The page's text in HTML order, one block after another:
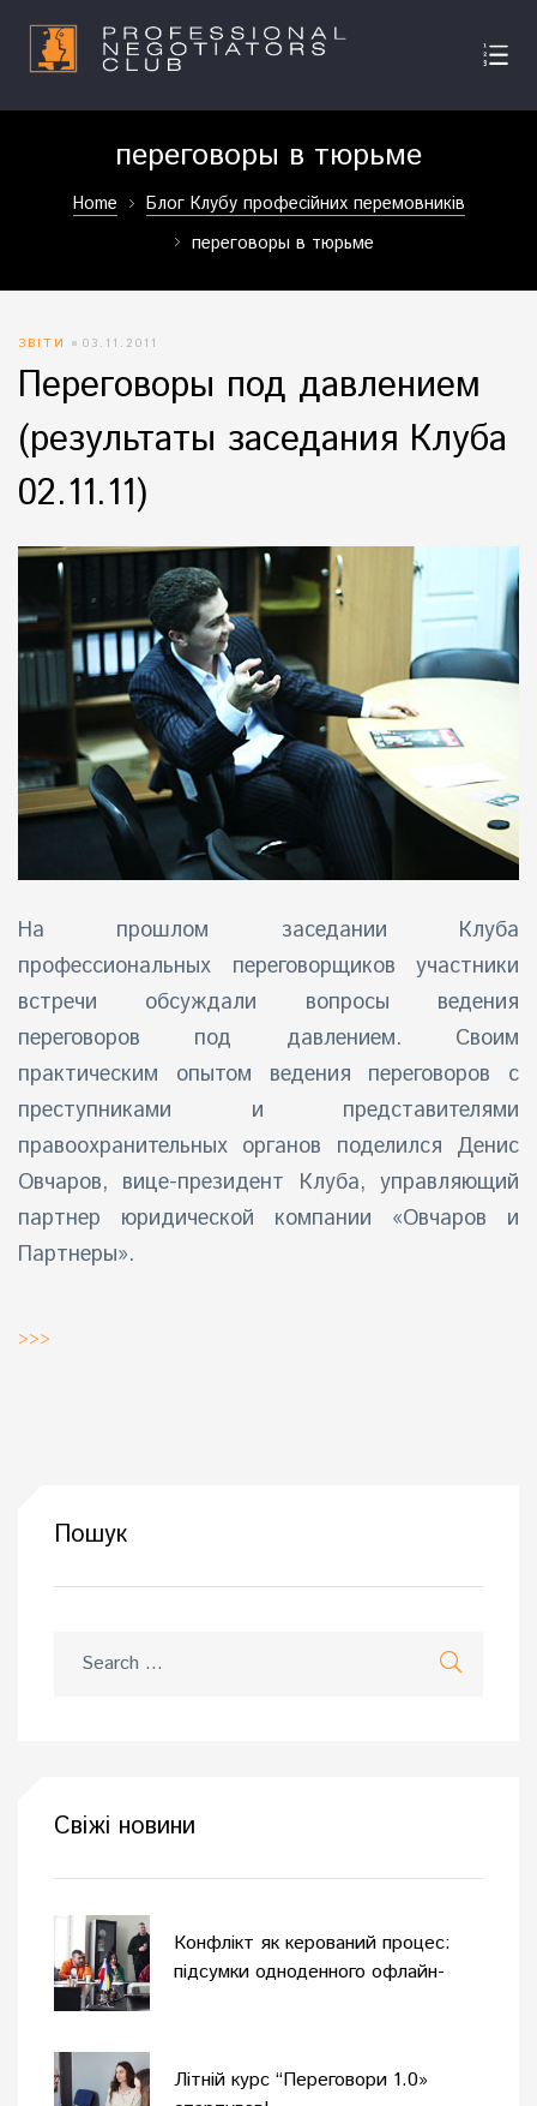
переговоры в тюрьме
Home
Блог Клубу професійних перемовників
переговоры в тюрьме
ЗВІТИ 03.11.2011
Переговоры под давлением
(результаты заседания Клуба
02.11.11)
На прошлом заседании Клуба
профессиональных переговорщиков участники
встречи обсуждали вопросы ведения
переговоров под давлением. Своим
практическим опытом ведения переговоров с
преступниками и представителями
правоохранительных органов поделился Денис
Овчаров, вице-президент Клуба, управляющий
партнер юридической компании «Овчаров и
Партнеры».
>>>
Пошук
Свіжі новини
Конфлікт як керований процес:
підсумки одноденного офлайн-
Літній курс “Переговори 1.0»